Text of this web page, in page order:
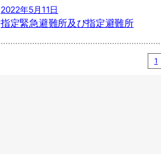
2022年5月11日
指定緊急避難所及び指定避難所
1